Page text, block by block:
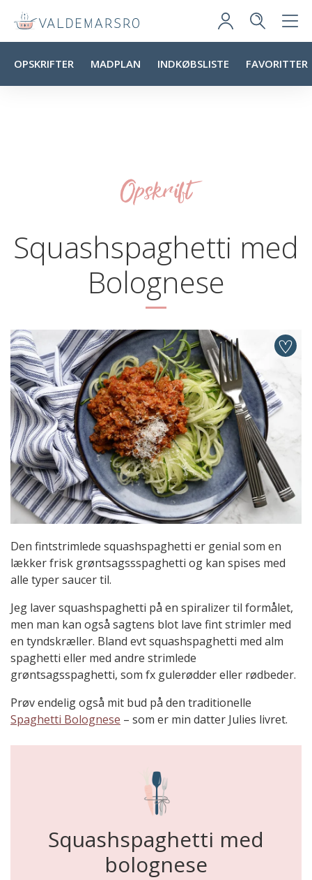
OPSKRIFTER MADPLAN INDKØBSLISTE FAVORITTER
Opskrift
Squashspaghetti med
Bolognese
Den fintstrimlede squashspaghetti er genial som en
lækker frisk grøntsagssspaghetti og kan spises med
alle typer saucer til.
Jeg laver squashspaghetti på en spiralizer til formålet,
men man kan også sagtens blot lave fint strimler med
en tyndskræller. Bland evt squashspaghetti med alm
spaghetti eller med andre strimlede
grøntsagsspaghetti, som fx gulerødder eller rødbeder.
Prøv endelig også mit bud på den traditionelle
Spaghetti Bolognese – som er min datter Julies livret.
Squashspaghetti med
bolognese